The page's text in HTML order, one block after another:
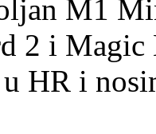
M1
2 i Magic
HR i